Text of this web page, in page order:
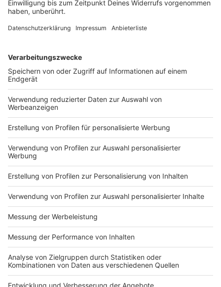
ähnliche Wirkung hat, wie die Sägespäne.
Anzeige
Kürbis-Lifehack 5: LED-Leuchten statt
Teelichter
Anzeige
Wer die Kürbisse schlussendlich ausleuchten möchte,
um für eine besondere Atmosphäre zu sorgen, sollte
auf LED-Leuchten setzen und Teelichter oder Kerzen
vermeiden. Warum? Diese alternativen Lichtquellen
geben deutlich weniger Hitze ab. Dadurch wird der
Verfaulungsprozess weniger stark angetrieben.
Anzeige